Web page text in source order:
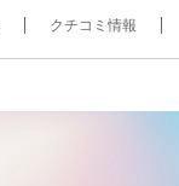
クチコミ情報